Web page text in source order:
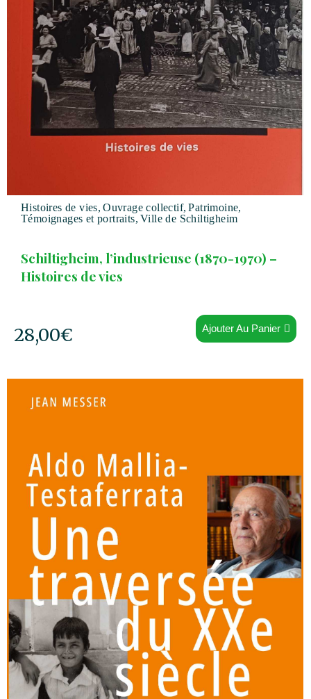
Histoires de vies, Ouvrage collectif, Patrimoine,
Témoignages et portraits, Ville de Schiltigheim
Schiltigheim, l’industrieuse (1870-1970) –
Histoires de vies
28,00€ Ajouter Au Panier